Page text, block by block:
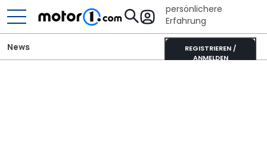
persönlichere
Erfahrung
REGISTRIEREN /
ANMELDEN
News